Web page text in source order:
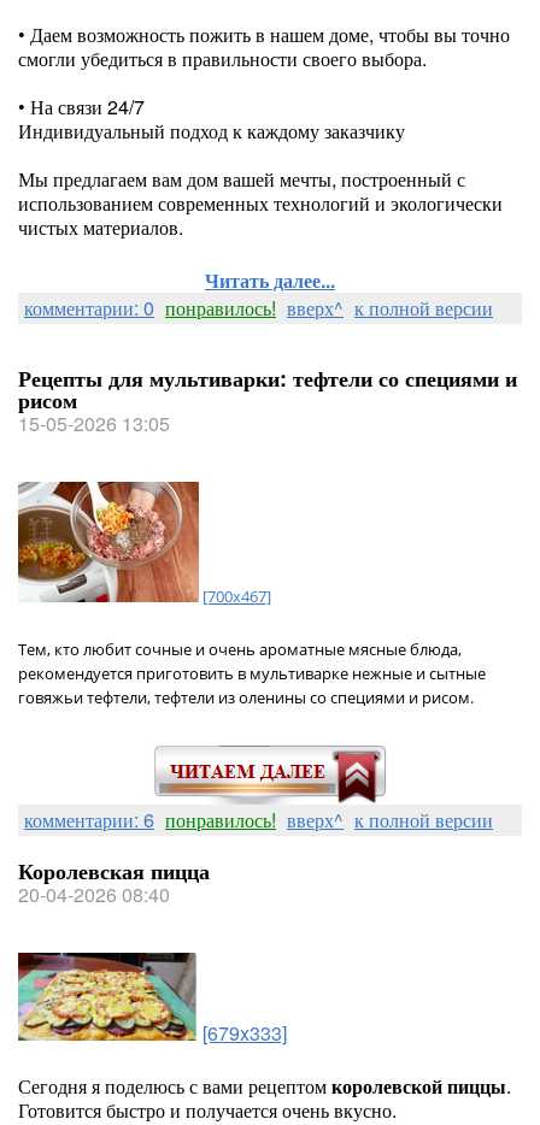
• Даем возможность пожить в нашем доме, чтобы вы точно
смогли убедиться в правильности своего выбора.
• На связи 24/7
Индивидуальный подход к каждому заказчику
Мы предлагаем вам дом вашей мечты, построенный с
использованием современных технологий и экологически
чистых материалов.
Читать далее...
комментарии: 0 понравилось! вверх^ к полной версии
Рецепты для мультиварки: тефтели со специями и
рисом
15-05-2026 13:05
[700x467]
Тем, кто любит сочные и очень ароматные мясные блюда,
рекомендуется приготовить в мультиварке нежные и сытные
говяжьи тефтели, тефтели из оленины со специями и рисом.
комментарии: 6 понравилось! вверх^ к полной версии
Королевская пицца
20-04-2026 08:40
[679x333]
Сегодня я поделюсь с вами рецептомкоролевской пиццы.
Готовится быстро и получается очень вкусно.